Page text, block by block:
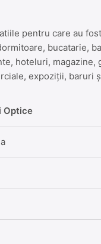
pentru care au
bucatarie,
hoteluri,
expoziții, baruri
Optice